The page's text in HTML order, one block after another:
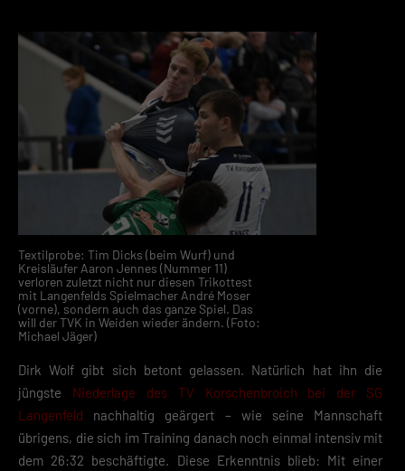
Textilprobe: Tim Dicks (beim Wurf) und
Kreisläufer Aaron Jennes (Nummer 11)
verloren zuletzt nicht nur diesen Trikottest
mit Langenfelds Spielmacher André Moser
(vorne), sondern auch das ganze Spiel. Das
will der TVK in Weiden wieder ändern. (Foto:
Michael Jäger)
Dirk Wolf gibt sich betont gelassen. Natürlich hat ihn die
jüngste Niederlage des TV Korschenbroich bei der SG
Langenfeld nachhaltig geärgert – wie seine Mannschaft
übrigens, die sich im Training danach noch einmal intensiv mit
dem 26:32 beschäftigte. Diese Erkenntnis blieb: Mit einer